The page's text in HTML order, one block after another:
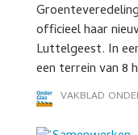
officieel haar
Luttelgeest. In
een terrein van 8
VAKBLAD